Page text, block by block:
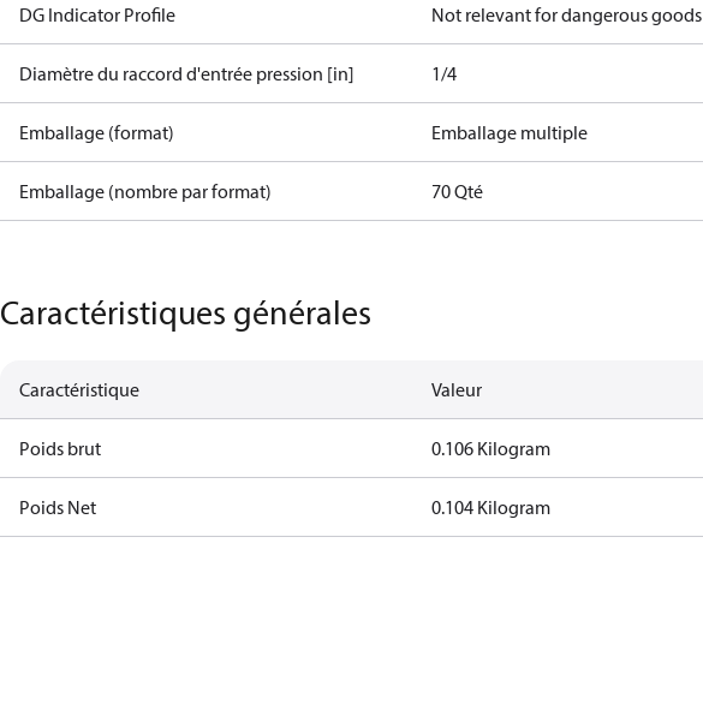
DG Indicator Profile Not relevant for dangerous goods
Diamètre du raccord d'entrée pression [in] 1/4
Emballage (format) Emballage multiple
Emballage (nombre par format) 70 Qté
Caractéristiques générales
Caractéristique Valeur
Poids brut 0.106 Kilogram
Poids Net 0.104 Kilogram